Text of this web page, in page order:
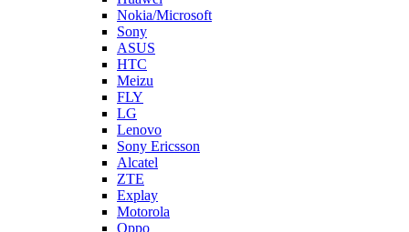
Nokia/Microsoft
Sony
ASUS
HTC
Meizu
FLY
LG
Lenovo
Sony Ericsson
Alcatel
ZTE
Explay
Motorola
Oppo